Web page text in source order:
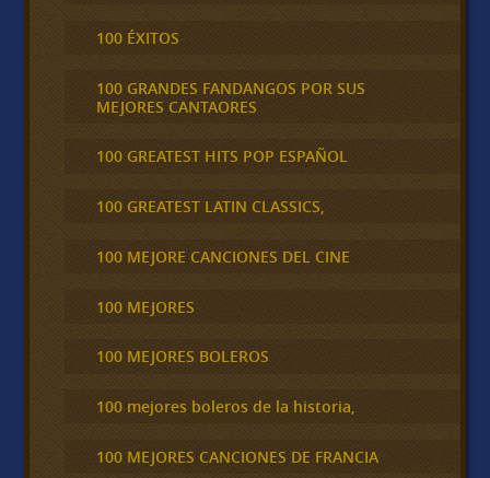
100 ÉXITOS
100 GRANDES FANDANGOS POR SUS
MEJORES CANTAORES
100 GREATEST HITS POP ESPAÑOL
100 GREATEST LATIN CLASSICS,
100 MEJORE CANCIONES DEL CINE
100 MEJORES
100 MEJORES BOLEROS
100 mejores boleros de la historia,
100 MEJORES CANCIONES DE FRANCIA